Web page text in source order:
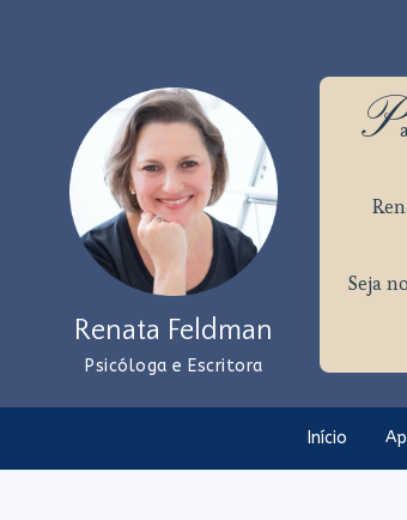
Renata Feldman
Psicóloga e Escritora
P
Seja
Início